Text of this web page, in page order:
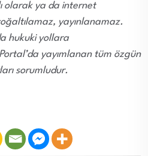
olarak ya da internet
yayınlanamaz.
hukuki yollara
yayımlanan tüm özgün
sorumludur.